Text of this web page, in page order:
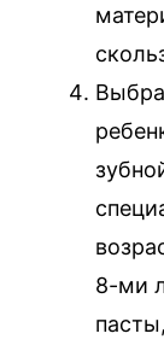
8-ми